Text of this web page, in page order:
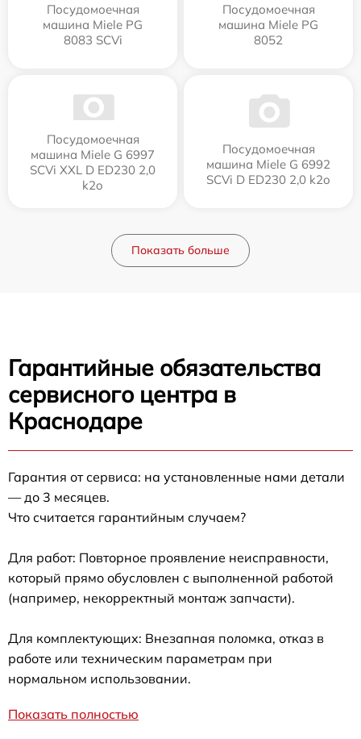
Посудомоечная
машина Miele PG
8083 SCVi
Посудомоечная
машина Miele PG
8052
Посудомоечная
машина Miele G 6997
SCVi XXL D ED230 2,0
k2o
Посудомоечная
машина Miele G 6992
SCVi D ED230 2,0 k2o
Показать больше
Гарантийные обязательства
сервисного центра в
Краснодаре
Гарантия от сервиса: на установленные нами детали
— до 3 месяцев.
Что считается гарантийным случаем?
Для работ: Повторное проявление неисправности,
который прямо обусловлен с выполненной работой
(например, некорректный монтаж запчасти).
Для комплектующих: Внезапная поломка, отказ в
работе или техническим параметрам при
нормальном использовании.
Показать полностью